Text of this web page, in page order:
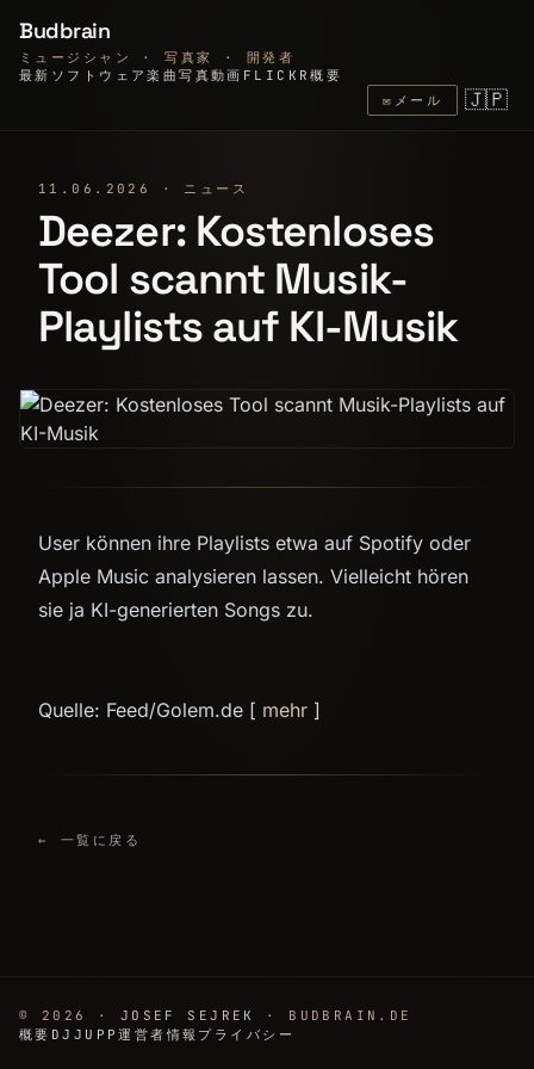
Budbrain
ミュージシャン · 写真家 · 開発者
最新 ソフトウェア楽曲写真動画 FLICKR概要
✉ メール 🇯🇵
11.06.2026 · ニュース
Deezer: Kostenloses
Tool scannt Musik-
Playlists auf KI-Musik
User können ihre Playlists etwa auf Spotify oder
Apple Music analysieren lassen. Vielleicht hören
sie ja KI-generierten Songs zu.
Quelle: Feed/Golem.de [ mehr ]
← 一覧に戻る
© 2026 · JOSEF SEJREK
· BUDBRAIN.DE
概要 DJJUPP運営者情報 プライバシー